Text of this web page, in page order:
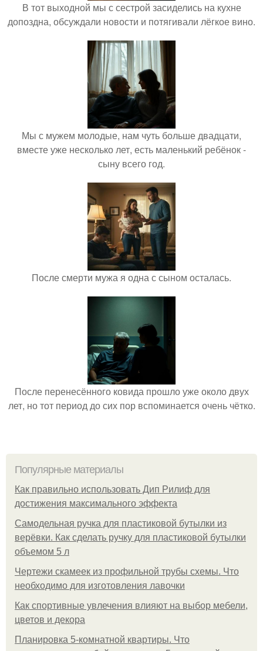
В тот выходной мы с сестрой засиделись на кухне
допоздна, обсуждали новости и потягивали лёгкое вино.
Мы с мужем молодые, нам чуть больше двадцати,
вместе уже несколько лет, есть маленький ребёнок -
сыну всего год.
После смерти мужа я одна с сыном осталась.
После перенесённого ковида прошло уже около двух
лет, но тот период до сих пор вспоминается очень чётко.
Популярные материалы
Как правильно использовать Дип Рилиф для
достижения максимального эффекта
Самодельная ручка для пластиковой бутылки из
верёвки. Как сделать ручку для пластиковой бутылки
объемом 5 л
Чертежи скамеек из профильной трубы схемы. Что
необходимо для изготовления лавочки
Как спортивные увлечения влияют на выбор мебели,
цветов и декора
Планировка 5-комнатной квартиры. Что